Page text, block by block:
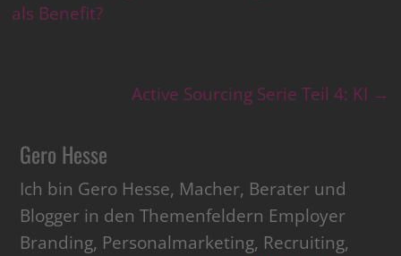
als Benefit?
Active Sourcing Serie Teil 4: KI →
Gero Hesse
Ich bin Gero Hesse, Macher, Berater und
Blogger in den Themenfeldern Employer
Branding, Personalmarketing, Recruiting,